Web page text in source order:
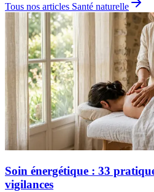
Tous nos articles Santé naturelle
Soin énergétique : 33
vigilances